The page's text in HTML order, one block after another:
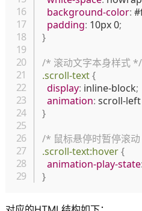
background-color:
padding: 10px 0;
}
/* 滚动文字本身样式 */
.scroll-text{
display: inline-block;
animation: scroll-
}
/* 鼠标悬停时暂停滚
.scroll-text:hover{
animation-play-state:
}